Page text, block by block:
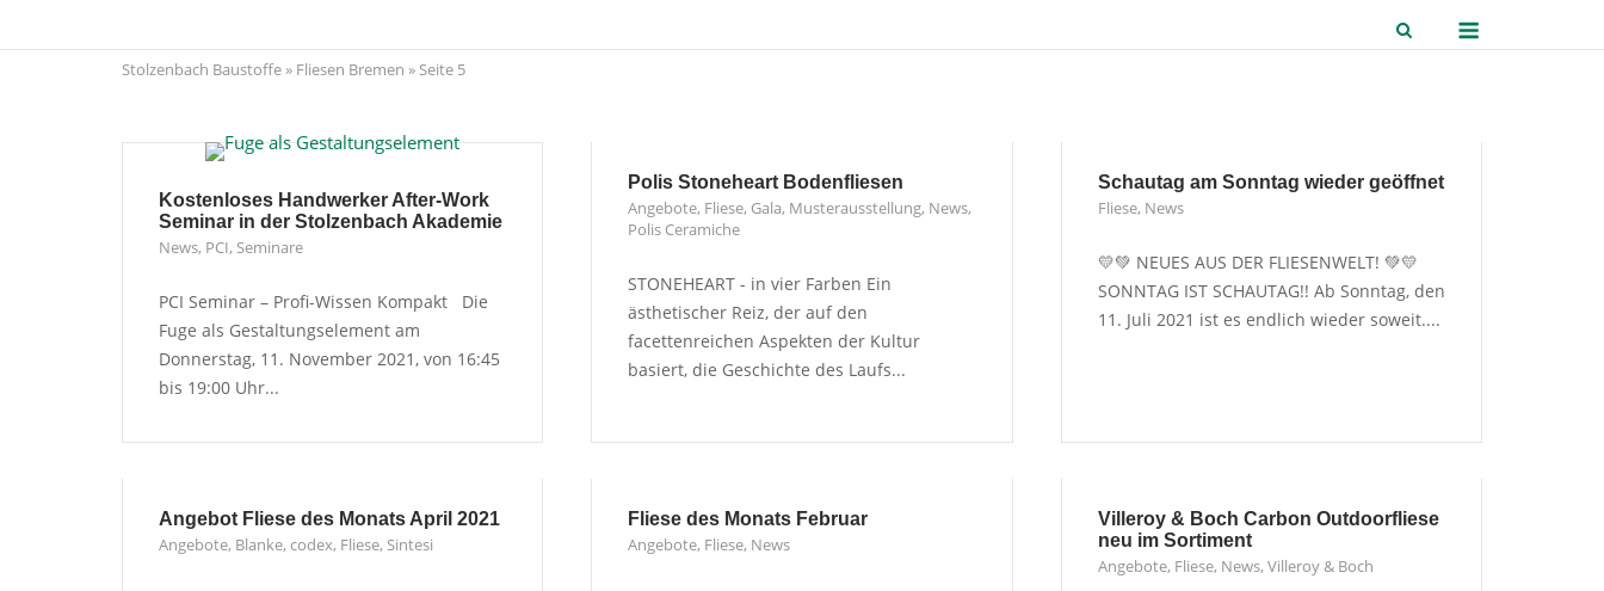
to
Stolzenbach Baustoffe » Fliesen Bremen » Seite 5
Kostenloses Handwerker After-Work
Seminar in der Stolzenbach Akademie
News, PCI, Seminare
PCI Seminar – Profi-Wissen Kompakt Die
Fuge als Gestaltungselement am
Donnerstag, 11. November 2021, von 16:45
bis 19:00 Uhr...
Polis Stoneheart Bodenfliesen
Angebote, Fliese, Gala, Musterausstellung, News,
Polis Ceramiche
STONEHEART - in vier Farben Ein
ästhetischer Reiz, der auf den
facettenreichen Aspekten der Kultur
basiert, die Geschichte des Laufs...
Schautag am Sonntag wieder geöffnet
Fliese, News
💛💚 NEUES AUS DER FLIESENWELT! 💚💛
SONNTAG IST SCHAUTAG!! Ab Sonntag, den
11. Juli 2021 ist es endlich wieder soweit....
Angebot Fliese des Monats April 2021
Angebote, Blanke, codex, Fliese, Sintesi
Fliese des Monats Februar
Angebote, Fliese, News
Villeroy & Boch Carbon Outdoorfliese
neu im Sortiment
Angebote, Fliese, News, Villeroy & Boch